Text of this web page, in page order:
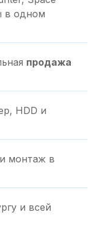
в одном
продажа
HDD и
монтаж в
и всей